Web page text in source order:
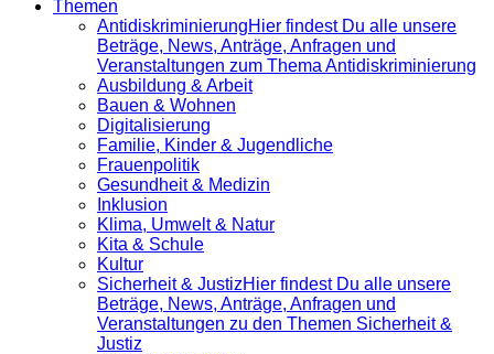
Themen
Antidiskrimi­nierungHier findest Du alle unsere
Beträge, News, Anträge, Anfragen und
Veranstaltungen zum Thema Antidiskriminierung
Ausbildung & Arbeit
Bauen & Wohnen
Digitalisierung
Familie, Kinder & Jugendliche
Frauenpolitik
Gesundheit & Medizin
Inklusion
Klima, Umwelt & Natur
Kita & Schule
Kultur
Sicherheit & JustizHier findest Du alle unsere
Beträge, News, Anträge, Anfragen und
Veranstaltungen zu den Themen Sicherheit &
Justiz